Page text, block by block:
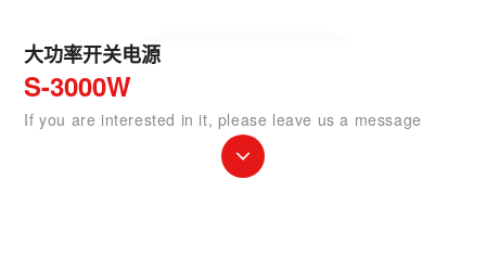
大功率开关电源
S-3000W
If you are interested in it, please leave us a message